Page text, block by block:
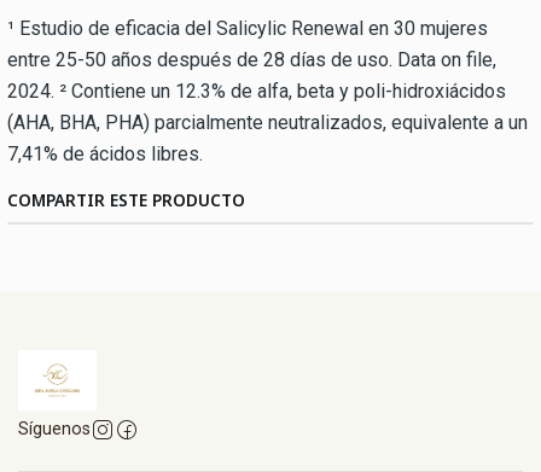
¹ Estudio de eficacia del Salicylic Renewal en 30 mujeres
entre 25-50 años después de 28 días de uso. Data on file,
2024. ² Contiene un 12.3% de alfa, beta y poli-hidroxiácidos
(AHA, BHA, PHA) parcialmente neutralizados, equivalente a un
7,41% de ácidos libres.
COMPARTIR ESTE PRODUCTO
Síguenos